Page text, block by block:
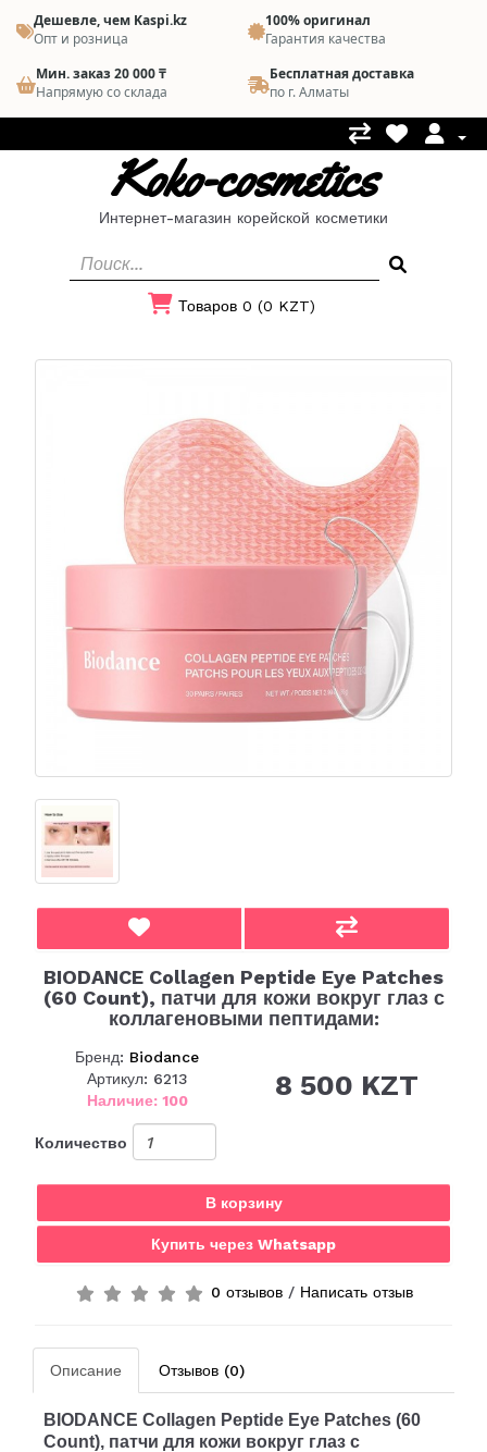
Дешевле, чем Kaspi.kz
Опт и розница
100% оригинал
Гарантия качества
Мин. заказ 20 000 ₸
Напрямую со склада
Бесплатная доставка
по г. Алматы
Koko-cosmetics
Интернет-магазин корейской косметики
Товаров 0 (0 KZT)
BIODANCE Collagen Peptide Eye Patches
(60 Count), патчи для кожи вокруг глаз с
коллагеновыми пептидами:
Бренд: Biodance
Артикул: 6213
Наличие: 100
8 500 KZT
Количество
В корзину
Купить через Whatsapp
0 отзывов/ Написать отзыв
Описание Отзывов (0)
BIODANCE Collagen Peptide Eye Patches (60
Count), патчи для кожи вокруг глаз с